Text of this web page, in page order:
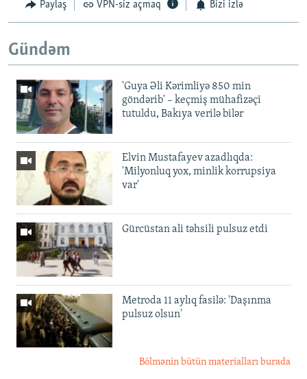
Paylaş VPN-siz açmaq Bizi izlə
Gündəm
'Guya Əli Kərimliyə 850 min
göndərib' – keçmiş mühafizəçi
tutuldu, Bakıya verilə bilər
Elvin Mustafayev azadlıqda:
'Milyonluq yox, minlik korrupsiya
var'
Gürcüstan ali təhsili pulsuz etdi
Metroda 11 aylıq fasilə: 'Daşınma
pulsuz olsun'
Bölmənin bütün materialları burada